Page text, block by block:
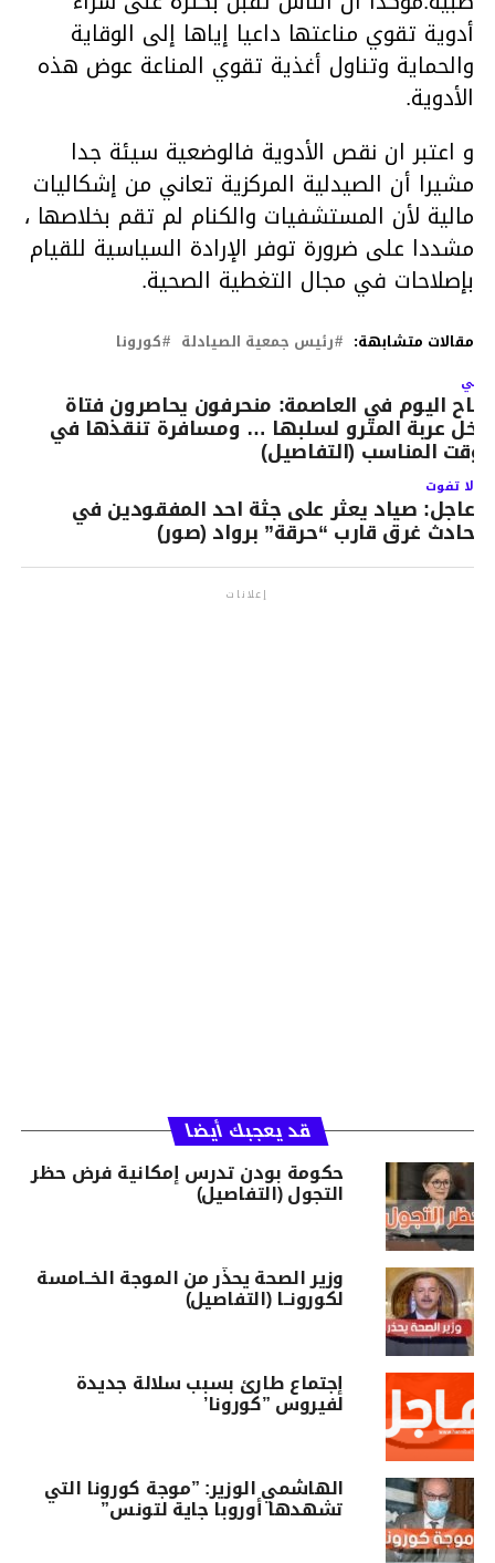
أدوية تقوي مناعتها داعيا إياها إلى الوقاية
والحماية وتناول أغذية تقوي المناعة عوض هذه
الأدوية.
و اعتبر ان نقص الأدوية فالوضعية سيئة جدا
مشيرا أن الصيدلية المركزية تعاني من إشكاليات
مالية لأن المستشفيات والكنام لم تقم بخلاصها ،
مشددا على ضرورة توفر الإرادة السياسية للقيام
بإصلاحات في مجال التغطية الصحية.
مقالات متشابهة: رئيس جمعية الصيادلة كورونا
اليوم في العاصمة: منحرفون يحاصرون فتاة
عربة المترو لسلبها … ومسافرة تنقذها في
المناسب (التفاصيل)
لا تفوت
عاجل: صياد يعثر على جثة احد المفقودين في
حادث غرق قارب “حرقة” برواد (صور)
إعلانات
قد يعجبك أيضا
حكومة بودن تدرس إمكانية فرض حظر
التجول (التفاصيل)
وزير الصحة يحذّر من الموجة الخــامسة
لكورونــا (التفاصيل)
إجتماع طارئ بسبب سلالة جديدة
لفيروس ”كورونا’
الهاشمي الوزير: ”موجة كورونا التي
تشهدها أوروبا جاية لتونس”